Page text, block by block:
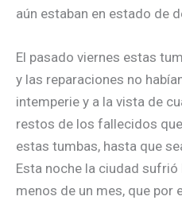
aún estaban en estado de
El pasado viernes estas
y las reparaciones no
intemperie y a la vista de
restos de los fallecidos
estas tumbas, hasta que
Esta noche la ciudad
menos de un mes, que por